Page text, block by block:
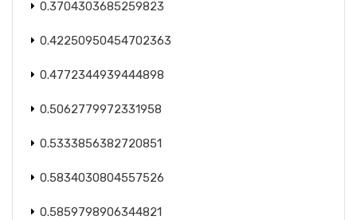
0.3704303685259823
0.42250950454702363
0.4772344939444898
0.5062779972331958
0.5333856382720851
0.5834030804557526
0.5859798906344821